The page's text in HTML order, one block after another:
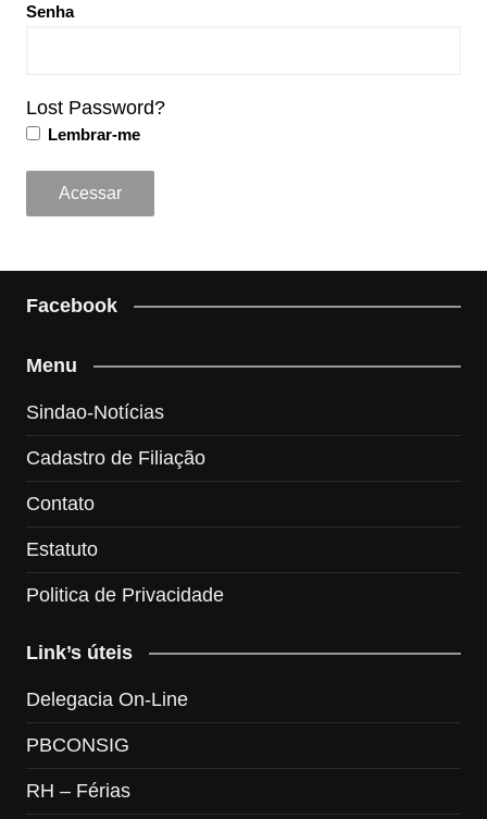
Senha
Lost Password?
Lembrar-me
Facebook
Menu
Sindao-Notícias
Cadastro de Filiação
Contato
Estatuto
Politica de Privacidade
Link’s úteis
Delegacia On-Line
PBCONSIG
RH – Férias